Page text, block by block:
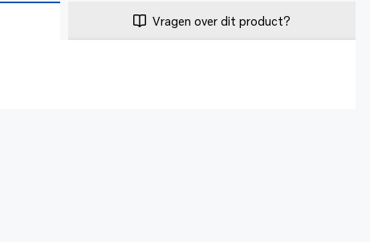
Vragen over dit product?